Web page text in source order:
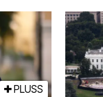
PLUSS